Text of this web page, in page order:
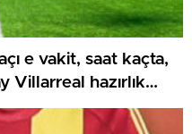
e vakit, saat kaçta,
Villarreal hazırlık